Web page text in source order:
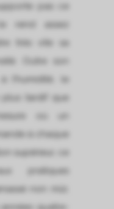
pas ce
rend assez
très vite sa
Outre son
l’humidité, le
plus tardif que
où un
à chaque
supérieur, ce
pratiques
non mûr,